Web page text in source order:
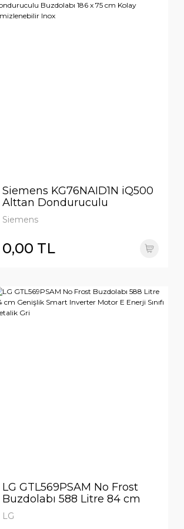
Siemens KG76NAID1N iQ500
Alttan Donduruculu
Buzdolabı 186 x 75 cm Kolay
temizlenebilir Inox
Siemens
0,00 TL
LG GTL569PSAM No Frost
Buzdolabı 588 Litre 84 cm
Genişlik Smart Inverter Motor
E Enerji Sınıfı Metalik Gri
LG